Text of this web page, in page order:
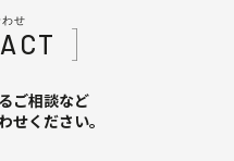
せ
ご相談など
せください。